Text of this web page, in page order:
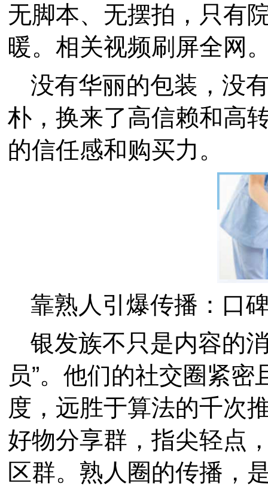
无脚本、无摆拍，只有
暖。相关视频刷屏全网
没有华丽的包装，没
朴，换来了高信赖和高
的信任感和购买力。
靠熟人引爆传播：口
银发族不只是内容的
员”。他们的社交圈紧
度，远胜于算法的千次
好物分享群，指尖轻点
区群。熟人圈的传播，